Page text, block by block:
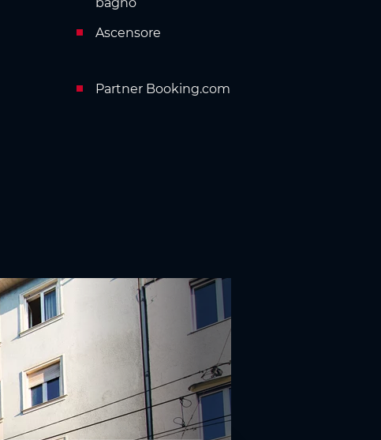
Ascensore
Partner Booking.com